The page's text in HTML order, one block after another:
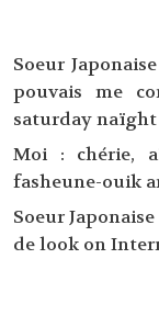
Soeur
pouvais me
saturday naïght
Moi : chérie,
fasheune-ouik
Soeur
de look on